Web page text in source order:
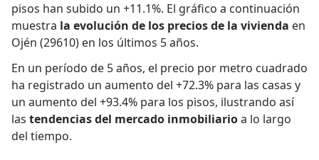
pisos han subido un +11.1%. El gráfico a continuación
muestra la evolución de los precios de la vivienda en
Ojén (29610) en los últimos 5 años.
En un período de 5 años, el precio por metro cuadrado
ha registrado un aumento del +72.3% para las casas y
un aumento del +93.4% para los pisos, ilustrando así
las tendencias del mercado inmobiliarioa lo largo
del tiempo.